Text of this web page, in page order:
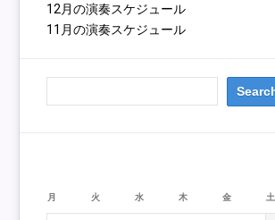
12月の演奏スケジュール
11月の演奏スケジュール
月 火 水 木 金 土